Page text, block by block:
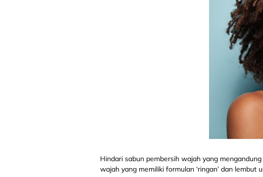
Hindari sabun pembersih wajah yang
wajah yang memiliki formulan ‘ringan’ dan lembut